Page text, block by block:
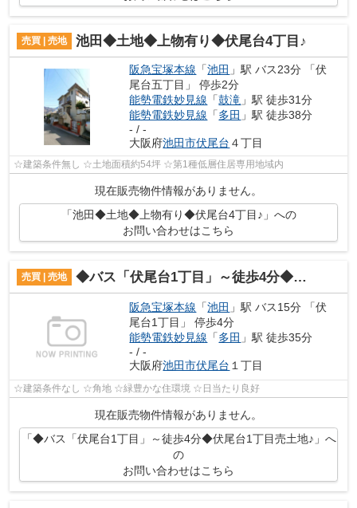
売買 | 売地 池田◆土地◆上物有り◆伏尾台4丁目♪
阪急宝塚本線 「池田 」駅 バス23分 「伏
尾台五丁目」 停歩2分
能勢電鉄妙見線 「鼓滝 」駅 徒歩31分
能勢電鉄妙見線 「多田 」駅 徒歩38分
- / -
大阪府池田市伏尾台 ４丁目
☆建築条件無し ☆土地面積約54坪 ☆第1種低層住居専用地域内
現在販売物件情報がありません。
「池田◆土地◆上物有り◆伏尾台4丁目♪」への
お問い合わせはこちら
売買 | 売地 ◆バス「伏尾台1丁目」～徒歩4分◆伏尾台1丁目売土地♪
阪急宝塚本線 「池田 」駅 バス15分 「伏
尾台1丁目」 停歩4分
能勢電鉄妙見線 「多田 」駅 徒歩35分
- / -
大阪府池田市伏尾台 １丁目
☆建築条件なし ☆角地 ☆緑豊かな住環境 ☆日当たり良好
現在販売物件情報がありません。
「◆バス「伏尾台1丁目」～徒歩4分◆伏尾台1丁目売土地♪」へ
の
お問い合わせはこちら